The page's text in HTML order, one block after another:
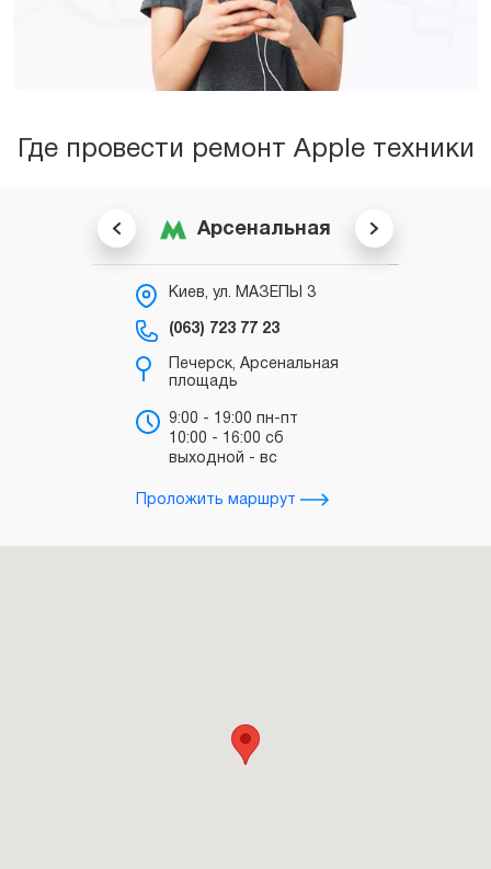
Где провести ремонт Apple техники
Арсенальная
Киев, ул. МАЗЕПЫ 3
(063) 723 77 23
Печерск, Арсенальная
площадь
9:00 - 19:00 пн-пт
10:00 - 16:00 сб
выходной - вс
Проложить маршрут